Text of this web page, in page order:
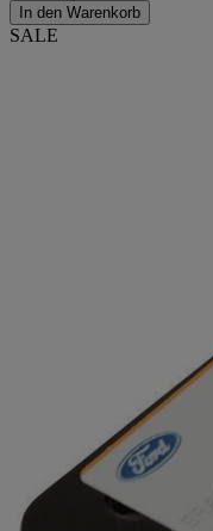
In den Warenkorb
SALE